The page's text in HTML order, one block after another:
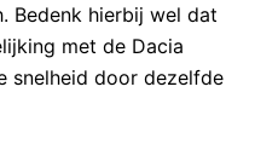
Bedenk hierbij wel dat
met de Dacia
snelheid door dezelfde